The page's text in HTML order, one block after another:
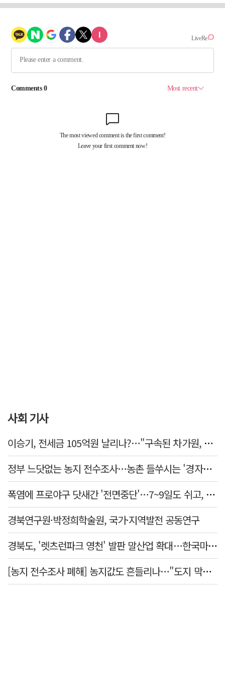
사회 기사
이승기, 전세금 105억원 날리나?…"구속된 차가원, 형사 범죄 영역"
정부 느닷없는 농지 전수조사…농촌 들쑤시는 '경자유전'의 칼날
폭염에 프로야구 닷새간 '전면중단'…7~9일도 쉬고, 11일 재개
경북연구원·박정희학술원, 국가·지역발전 공동연구
경북도, '렛츠런파크 영천' 발판 말산업 확대…한국마사회 유치도 총력
[농지 전수조사 폐해] 농지값도 흔들리나…"도지 막히면 헐값 매물 나올 수도"